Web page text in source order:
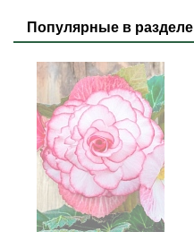
Популярные в разделе